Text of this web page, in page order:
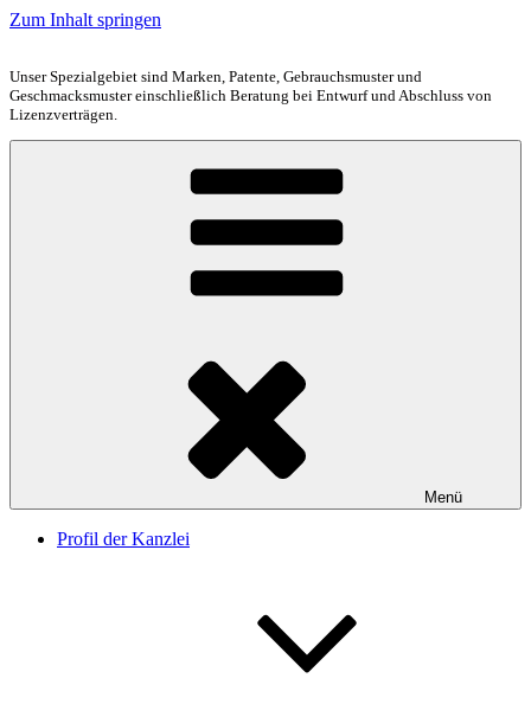
Zum Inhalt springen
Unser Spezialgebiet sind Marken, Patente, Gebrauchsmuster und
Geschmacksmuster einschließlich Beratung bei Entwurf und Abschluss von
Lizenzverträgen.
Menü
Profil der Kanzlei